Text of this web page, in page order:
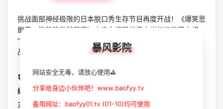
挑战面部神经极限的日本脱口秀生存节目再度开战！《爆笑悲
剧王：笑着笑着就哭了》由实力坚强的日本当红搞笑双人组
“千鸟”主演，佐久间宣行制作。多位喜剧演员参与脱口秀对
战，脱颖而出的人可晋级到下一阶段，演出惊...
导演： 暂无
编剧： 暂无
主演： 大悟 /
阿信
暴风影院
网站安全无毒，请放心使用⛳
分享给身边小伙伴吧！www.baofyy.tv
备用网址：baofyy01.tv (01-10)均可使用